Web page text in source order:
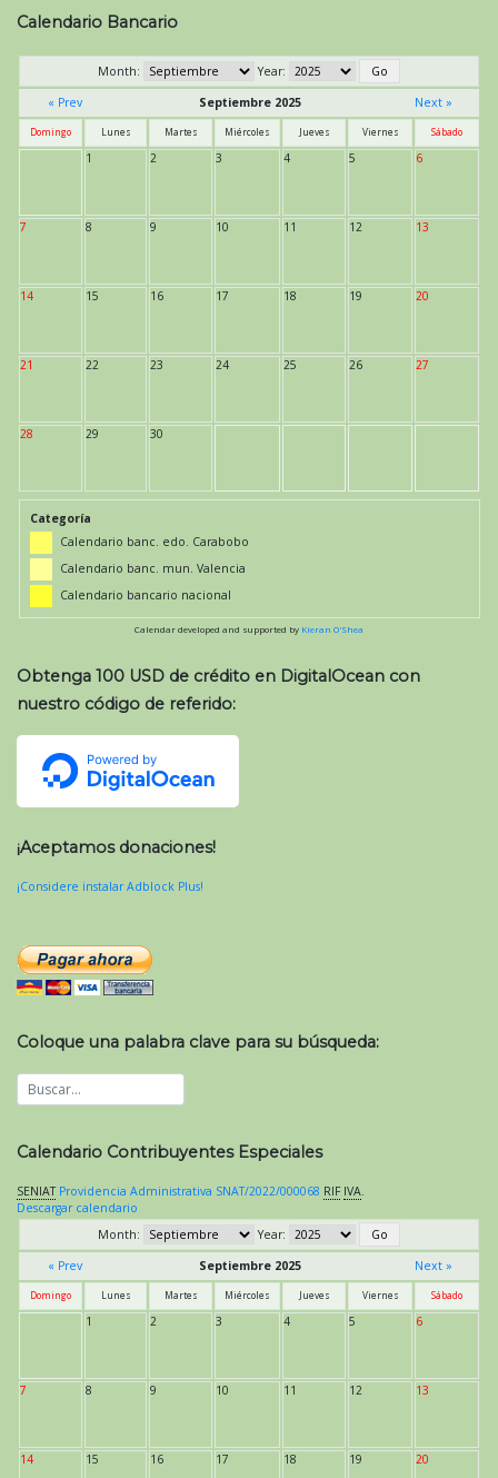
Calendario Bancario
Month:
Year:
« Prev
Septiembre 2025 Next »
Domingo Lunes Martes Miércoles Jueves Viernes Sábado
1 2 3 4 5 6
7 8 9 10 11 12 13
14 15 16 17 18 19 20
21 22 23 24 25 26 27
28 29 30
Categoría
Calendario banc. edo. Carabobo
Calendario banc. mun. Valencia
Calendario bancario nacional
Calendar developed and supported by Kieran O'Shea
Obtenga 100 USD de crédito en DigitalOcean con
nuestro código de referido:
¡Aceptamos donaciones!
¡Considere instalar Adblock Plus!
Coloque una palabra clave para su búsqueda:
Calendario Contribuyentes Especiales
SENIAT Providencia Administrativa SNAT/2022/000068 RIF IVA.
Descargar calendario
Month:
Year:
« Prev
Septiembre 2025 Next »
Domingo Lunes Martes Miércoles Jueves Viernes Sábado
1 2 3 4 5 6
7 8 9 10 11 12 13
14 15 16 17 18 19 20